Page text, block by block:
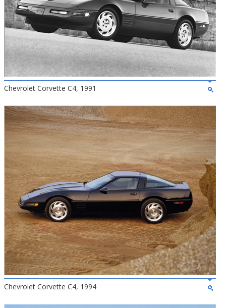
Chevrolet Corvette C4, 1991
Chevrolet Corvette C4, 1994